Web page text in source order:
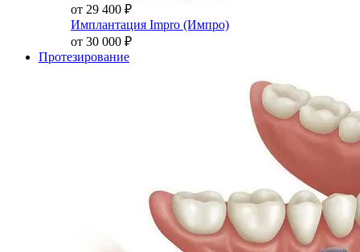
от 29 400 ₽
Имплантация Impro (Импро)
от 30 000 ₽
Протезирование